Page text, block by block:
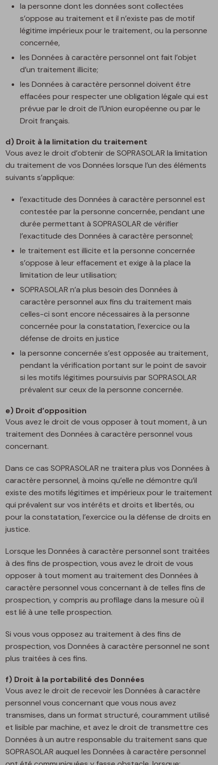
la personne dont les données sont collectées
s’oppose au traitement et il n’existe pas de motif
légitime impérieux pour le traitement, ou la personne
concernée,
les Données à caractère personnel ont fait l’objet
d’un traitement illicite;
les Données à caractère personnel doivent être
effacées pour respecter une obligation légale qui est
prévue par le droit de l’Union européenne ou par le
Droit français.
d) Droit à la limitation du traitement
Vous avez le droit d’obtenir de SOPRASOLAR la limitation
du traitement de vos Données lorsque l’un des éléments
suivants s’applique:
l’exactitude des Données à caractère personnel est
contestée par la personne concernée, pendant une
durée permettant à SOPRASOLAR de vérifier
l’exactitude des Données à caractère personnel;
le traitement est illicite et la personne concernée
s’oppose à leur effacement et exige à la place la
limitation de leur utilisation;
SOPRASOLAR n’a plus besoin des Données à
caractère personnel aux fins du traitement mais
celles-ci sont encore nécessaires à la personne
concernée pour la constatation, l’exercice ou la
défense de droits en justice
la personne concernée s’est opposée au traitement,
pendant la vérification portant sur le point de savoir
si les motifs légitimes poursuivis par SOPRASOLAR
prévalent sur ceux de la personne concernée.
e) Droit d’opposition
Vous avez le droit de vous opposer à tout moment, à un
traitement des Données à caractère personnel vous
concernant.
Dans ce cas SOPRASOLAR ne traitera plus vos Données à
caractère personnel, à moins qu’elle ne démontre qu’il
existe des motifs légitimes et impérieux pour le traitement
qui prévalent sur vos intérêts et droits et libertés, ou
pour la constatation, l’exercice ou la défense de droits en
justice.
Lorsque les Données à caractère personnel sont traitées
à des fins de prospection, vous avez le droit de vous
opposer à tout moment au traitement des Données à
caractère personnel vous concernant à de telles fins de
prospection, y compris au profilage dans la mesure où il
est lié à une telle prospection.
Si vous vous opposez au traitement à des fins de
prospection, vos Données à caractère personnel ne sont
plus traitées à ces fins.
f) Droit à la portabilité des Données
Vous avez le droit de recevoir les Données à caractère
personnel vous concernant que vous nous avez
transmises, dans un format structuré, couramment utilisé
et lisible par machine, et avez le droit de transmettre ces
Données à un autre responsable du traitement sans que
SOPRASOLAR auquel les Données à caractère personnel